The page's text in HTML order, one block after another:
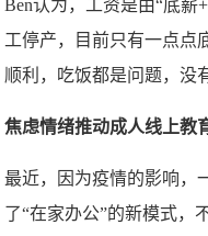
Ben认为，工资是由“底薪
工停产，目前只有一点点
顺利，吃饭都是问题，没
焦虑情绪推动成人线上教
最近，因为疫情的影响，
了“在家办公”的新模式，